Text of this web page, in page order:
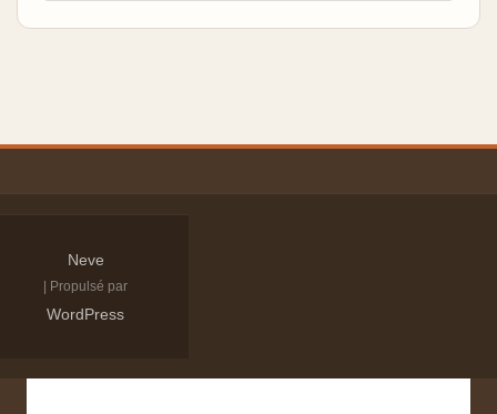
Neve
| Propulsé par
WordPress